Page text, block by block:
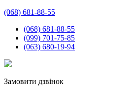
(068) 681-88-55
(068) 681-88-55
(099) 701-75-85
(063) 680-19-94
Замовити дзвінок